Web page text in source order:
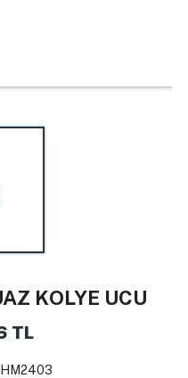
KOLYE UCU
TL
HM2403